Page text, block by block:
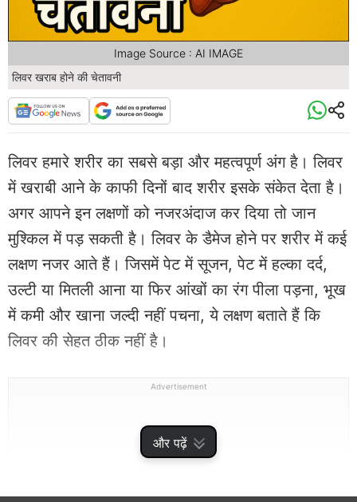
और पढ़ें
लिवर खराब होने की चेतावनी
Image Source : AI IMAGE
लिवर हमारे शरीर का सबसे बड़ा और महत्वपूर्ण अंग है। लिवर
में खराबी आने के काफी दिनों बाद शरीर इसके संकेत देता है।
अगर आपने इन लक्षणों को नजरअंदाज कर दिया तो जान
मुश्किल में पड़ सकती है। लिवर के डैमेज होने पर शरीर में कई
लक्षण नजर आते हैं। जिसमें पेट में सूजन, पेट में हल्का दर्द,
उल्टी या मितली आना या फिर आंखों का रंग पीला पड़ना, भूख
में कमी और खाना जल्दी नहीं पचना, ये लक्षण बताते हैं कि
लिवर की सेहत ठीक नहीं है।
Advertisement